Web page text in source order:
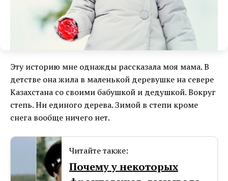
Эту историю мне однажды рассказала моя мама. В
детстве она жила в маленькой деревушке на севере
Казахстана со своими бабушкой и дедушкой. Вокруг
степь. Ни единого дерева. Зимой в степи кроме
снега вообще ничего нет.
Читайте также:
Почему у некоторых